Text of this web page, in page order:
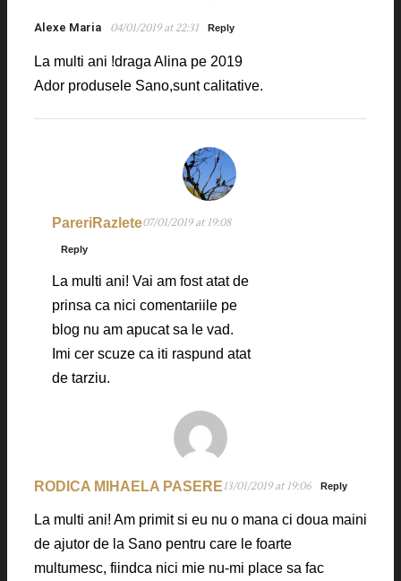
Alexe Maria 04/01/2019 at 22:31 Reply
La multi ani !draga Alina pe 2019
Ador produsele Sano,sunt calitative.
PareriRazlete07/01/2019 at 19:08
Reply
La multi ani! Vai am fost atat de
prinsa ca nici comentariile pe
blog nu am apucat sa le vad.
Imi cer scuze ca iti raspund atat
de tarziu.
RODICA MIHAELA PASERE13/01/2019 at 19:06 Reply
La multi ani! Am primit si eu nu o mana ci doua maini
de ajutor de la Sano pentru care le foarte
multumesc, fiindca nici mie nu-mi place sa fac